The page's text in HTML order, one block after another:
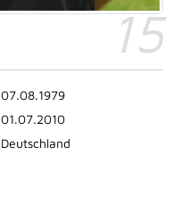
15
07.08.1979
01.07.2010
Deutschland